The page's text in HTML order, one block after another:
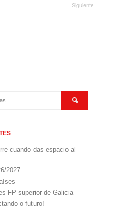
Siguientes
cuando das espacio al
2027
FP superior de Galicia
o futuro!